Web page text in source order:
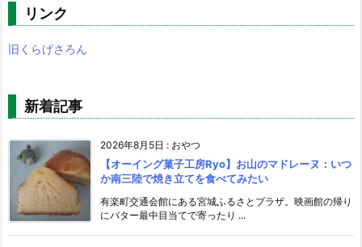
リンク
旧くらげさろん
新着記事
2026年8月5日 : おやつ
【オーイング菓子工房Ryo】お山のマドレーヌ：いつ
か南三陸で焼き立てを食べてみたい
有楽町交通会館にある宮城ふるさとプラザ。映画館の帰り
にバター最中目当てで寄ったり ...